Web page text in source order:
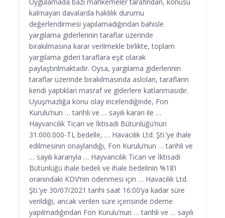
kalmayan davalarda haklılık durumu
değerlendirmesi yapılamadığından bahisle
yargılama giderlerinin taraflar üzerinde
bırakılmasına karar verilmekle birlikte, toplam
yargılama gideri taraflara eşit olarak
paylaştırılmaktadır. Oysa, yargılama giderlerinin
taraflar üzerinde bırakılmasında aslolan, tarafların
kendi yaptıkları masraf ve giderlere katlanmasıdır.
Uyuşmazlığa konu olay incelendiğinde, Fon
Kurulu’nun … tarihli ve … sayılı kararı ile …
Hayvancılık Ticari ve İktisadi Bütünlüğü’nün
31.000.000-TL bedelle, … Havacılık Ltd. Şti.’ye ihale
edilmesinin onaylandığı, Fon Kurulu’nun … tarihli ve
… sayılı kararıyla … Hayvancılık Ticari ve İktisadi
Bütünlüğü ihale bedeli ve ihale bedelinin %18’i
oranındaki KDV’nin ödenmesi için … Havacılık Ltd.
Şti.’ye 30/07/2021 tarihi saat 16:00’ya kadar süre
verildiği, ancak verilen süre içerisinde ödeme
yapılmadığından Fon Kurulu’nun … tarihli ve … sayılı